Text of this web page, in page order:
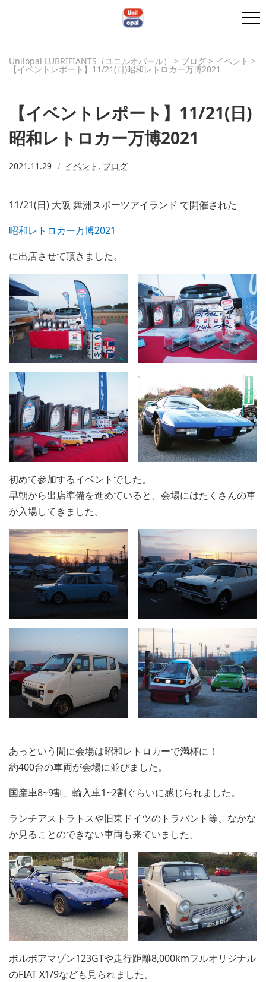
Unilopal LUBRIFIANTS（ユニルオパール） > ブログ > イベント >
【イベントレポート】11/21(日)昭和レトロカー万博2021
【イベントレポート】11/21(日)
昭和レトロカー万博2021
2021.11.29 イベント , ブログ
11/21(日) 大阪 舞洲スポーツアイランド で開催された
昭和レトロカー万博2021
に出店させて頂きました。
初めて参加するイベントでした。
早朝から出店準備を進めていると、会場にはたくさんの車
が入場してきました。
あっという間に会場は昭和レトロカーで満杯に！
約400台の車両が会場に並びました。
国産車8~9割、輸入車1~2割ぐらいに感じられました。
ランチアストラトスや旧東ドイツのトラバント等、なかな
か見ることのできない車両も来ていました。
ボルボアマゾン123GTや走行距離8,000kmフルオリジナル
のFIAT X1/9なども見られました。